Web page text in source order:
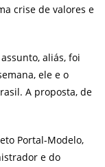
crise de valores e
aliás, foi
ele e o
A proposta, de
Portal-Modelo,
e do